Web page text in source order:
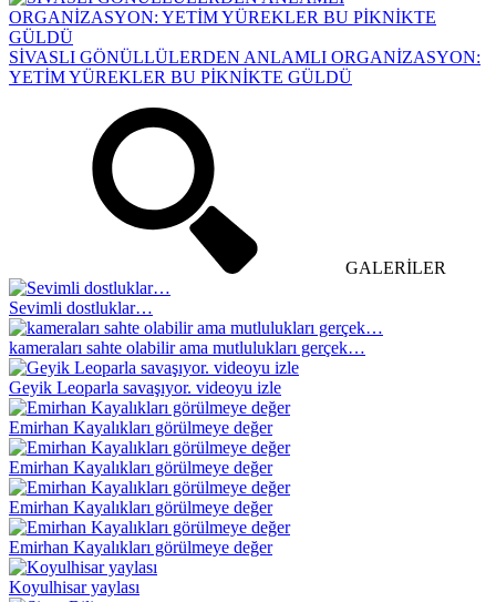
SİVASLI GÖNÜLLÜLERDEN ANLAMLI ORGANİZASYON:
YETİM YÜREKLER BU PİKNİKTE GÜLDÜ
GALERİLER
Sevimli dostluklar…
kameraları sahte olabilir ama mutlulukları gerçek…
Geyik Leoparla savaşıyor. videoyu izle
Emirhan Kayalıkları görülmeye değer
Emirhan Kayalıkları görülmeye değer
Emirhan Kayalıkları görülmeye değer
Emirhan Kayalıkları görülmeye değer
Koyulhisar yaylası